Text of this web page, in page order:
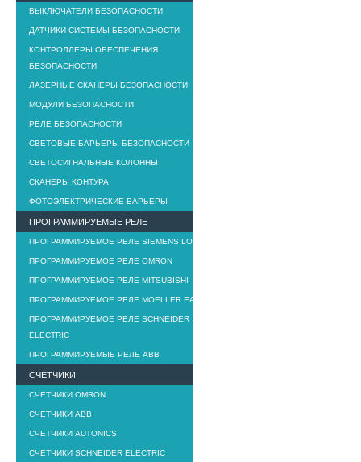
ВЫКЛЮЧАТЕЛИ БЕЗОПАСНОСТИ
ДАТЧИКИ СИСТЕМЫ БЕЗОПАСНОСТИ
КОНТРОЛЛЕРЫ ОБЕСПЕЧЕНИЯ
БЕЗОПАСНОСТИ
ЛАЗЕРНЫЕ СКАНЕРЫ БЕЗОПАСНОСТИ
МОДУЛИ БЕЗОПАСНОСТИ
РЕЛЕ БЕЗОПАСНОСТИ
СВЕТОВЫЕ БАРЬЕРЫ БЕЗОПАСНОСТИ
СВЕТОСИГНАЛЬНЫЕ КОЛОННЫ
СКАНЕРЫ КОНТУРА
ФОТОЭЛЕКТРИЧЕСКИЕ БАРЬЕРЫ
ПРОГРАММИРУЕМЫЕ РЕЛЕ
ПРОГРАММИРУЕМОЕ РЕЛЕ SIEMENS LOGO!
ПРОГРАММИРУЕМОЕ РЕЛЕ OMRON
ПРОГРАММИРУЕМОЕ РЕЛЕ MITSUBISHI
ПРОГРАММИРУЕМОЕ РЕЛЕ MOELLER EASY
ПРОГРАММИРУЕМОЕ РЕЛЕ SCHNEIDER
ELECTRIC
ПРОГРАММИРУЕМЫЕ РЕЛЕ ABB
СЧЕТЧИКИ
СЧЕТЧИКИ OMRON
СЧЕТЧИКИ ABB
СЧЕТЧИКИ AUTONICS
СЧЕТЧИКИ SCHNEIDER ELECTRIC